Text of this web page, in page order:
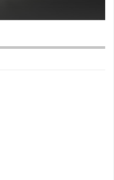
millonario: muchos ceros